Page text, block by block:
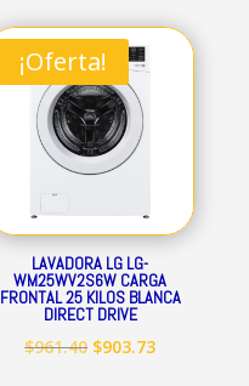
original
era:
$529.92.
actual
¡Oferta!
LAVADORA LG LG-
WM25WV2S6W CARGA
FRONTAL 25 KILOS BLANCA
DIRECT DRIVE
$961.40 El
$903.73El